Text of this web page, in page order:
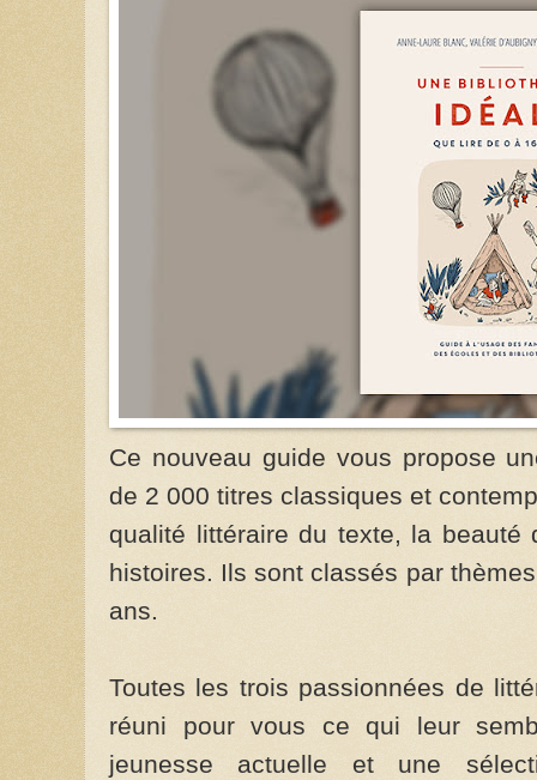
Ce nouveau guide vous propose
de 2 000 titres classiques et
qualité littéraire du texte, la
histoires. Ils sont classés par
ans.
Toutes les trois passionnées de
réuni pour vous ce qui leur
jeunesse actuelle et une